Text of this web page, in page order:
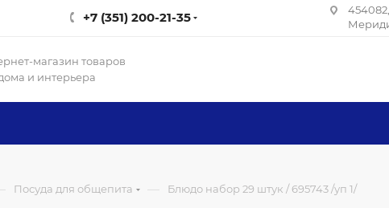
+7 (351) 200-21-35
магазин товаров
и интерьера
Посуда для общепита — Блюдо набор 29 штук / 695743 /уп 1/